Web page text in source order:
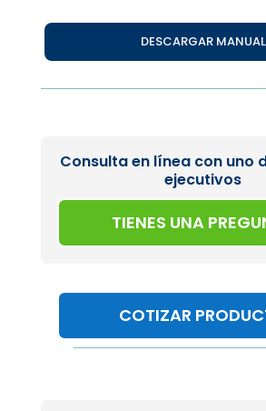
DESCARGAR MANUAL
Consulta en línea con uno
ejecutivos
TIENES UNA
COTIZAR